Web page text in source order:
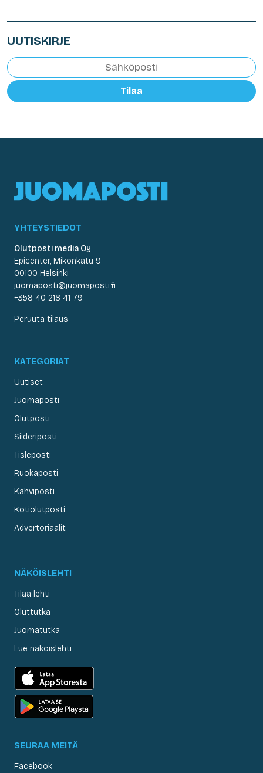
UUTISKIRJE
Tilaa
YHTEYSTIEDOT
Olutposti media Oy
Epicenter, Mikonkatu 9
00100 Helsinki
juomaposti@juomaposti.fi
+358 40 218 41 79
Peruuta tilaus
KATEGORIAT
Uutiset
Juomaposti
Olutposti
Siideriposti
Tisleposti
Ruokaposti
Kahviposti
Kotiolutposti
Advertoriaalit
NÄKÖISLEHTI
Tilaa lehti
Oluttutka
Juomatutka
Lue näköislehti
SEURAA MEITÄ
Facebook